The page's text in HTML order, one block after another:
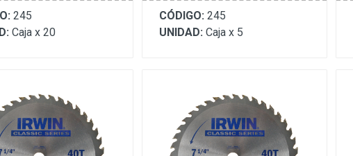
245
Caja x 20
CÓDIGO: 245
UNIDAD: Caja x 5